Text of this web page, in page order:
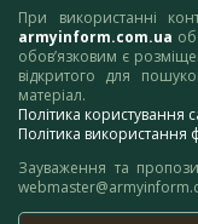
При використанні
armyinform.com.ua
обов’язковим є
відкритого для
матеріал.
Політика користування
Політика використання
Зауваження та